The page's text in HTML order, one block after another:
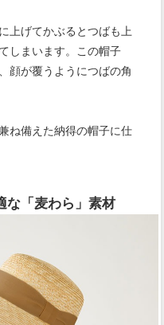
上げてかぶるとつばも上
しまいます。この帽子
顔が覆うようにつばの角
ね備えた納得の帽子に仕
な「麦わら」素材